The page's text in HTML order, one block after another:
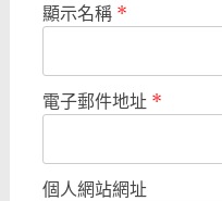
顯示名稱 *
電子郵件地址 *
個人網站網址